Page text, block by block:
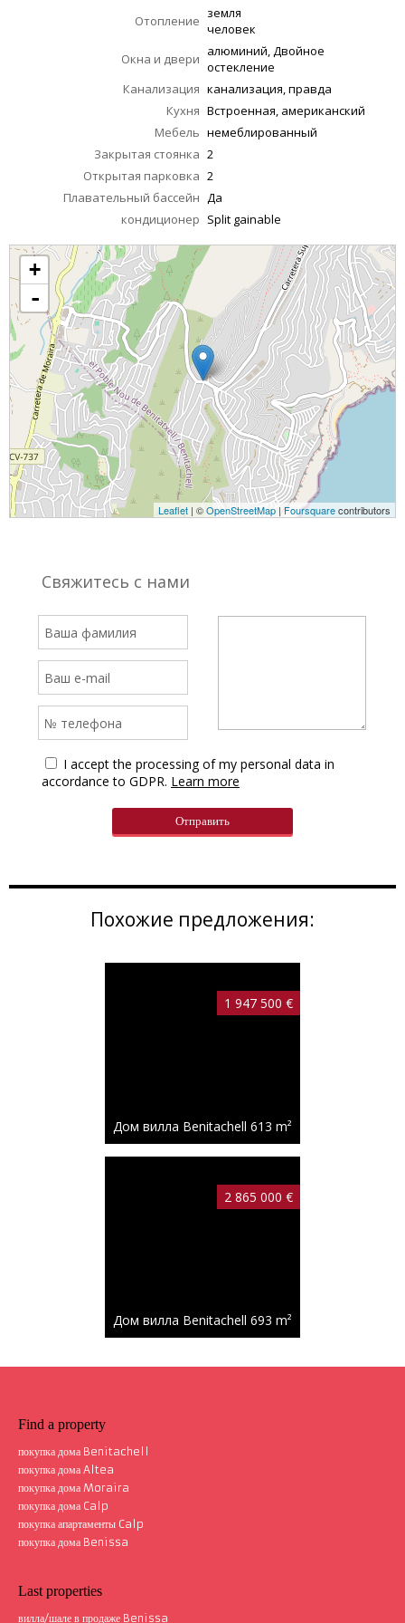
Похожие предложения:
1 947 500 €
Дом вилла Benitachell 613 m²
2 865 000 €
Дом вилла Benitachell 693 m²
Дом вилла Benitachell
Отопление земля
человек
Окна и двери алюминий, Двойное
остекление
Канализация канализация, правда
Кухня Встроенная, американский
Мебель немеблированный
Закрытая стоянка 2
Открытая парковка 2
Плавательный бассейн Да
кондиционер Split gainable
+
-
Leaflet | ©OpenStreetMap | Foursquarecontributors
Свяжитесь с нами
I accept the processing of my personal data in
accordance to GDPR. Learn more
Find a property
покупка дома Benitachell
покупка дома Altea
покупка дома Moraira
покупка дома Calp
покупка апартаменты Calp
покупка дома Benissa
Last properties
вилла/шале в продаже Benissa